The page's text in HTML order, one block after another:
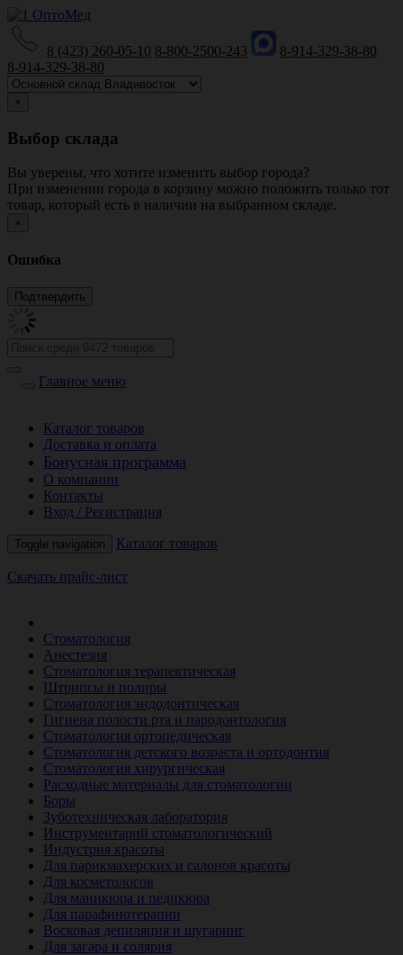
8 (423) 260-05-10 8-800-2500-243
8-914-329-38-80
8-914-329-38-80
×
Выбор склада
Вы уверены, что хотите изменить выбор города?
При изменении города в корзину можно положить только тот
товар, который есть в наличии на выбранном складе.
×
Ошибка
Главное меню
Каталог товаров
Доставка и оплата
Бонусная программа
О компании
Контакты
Вход / Регистрация
Toggle navigation Каталог товаров
Скачать прайс-лист
Стоматология
Анестезия
Стоматология терапевтическая
Штрипсы и полиры
Стоматология эндодонтическая
Гигиена полости рта и пародонтология
Стоматология ортопедическая
Стоматология детского возраста и ортодонтия
Стоматология хирургическая
Расходные материалы для стоматологии
Боры
Зуботехническая лаборатория
Инструментарий стоматологический
Индустрия красоты
Для парикмахерских и салонов красоты
Для косметологов
Для маникюра и педикюра
Для парафинотерапии
Восковая депиляция и шугаринг
Для загара и солярия